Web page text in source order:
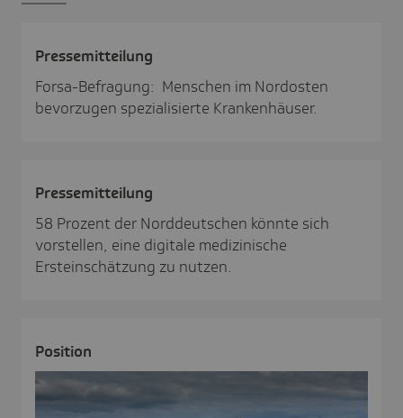
Pres­se­mit­tei­lung
Forsa-Befragung: Menschen im Nordosten
bevorzugen spezialisierte Krankenhäuser.
Pres­se­mit­tei­lung
58 Prozent der Norddeutschen könnte sich
vorstellen, eine digitale medizinische
Ersteinschätzung zu nutzen.
Posi­tion